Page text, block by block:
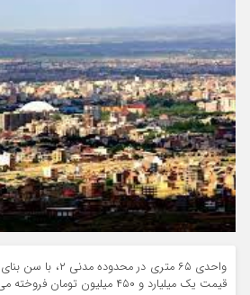
قیمت یک میلیارد و ۴۵۰ میلیون تومان فروخته می‌شود.